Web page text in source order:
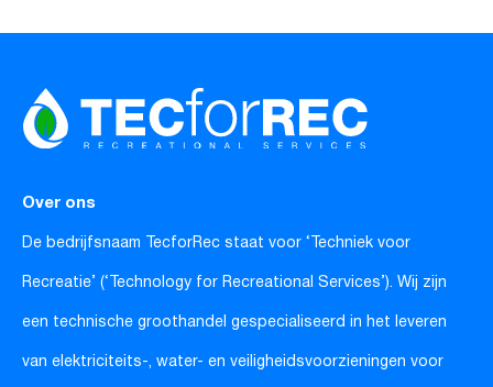
Over ons
De bedrijfsnaam TecforRec staat voor ‘Techniek voor
Recreatie’ (‘Technology for Recreational Services’). Wij zijn
een technische groothandel gespecialiseerd in het leveren
van elektriciteits-, water- en veiligheidsvoorzieningen voor